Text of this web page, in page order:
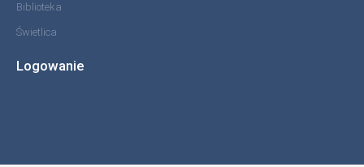
Biblioteka
Świetlica
Logowanie